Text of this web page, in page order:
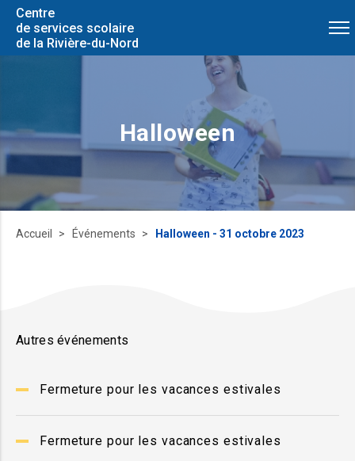
Centre
de services scolaire
de la Rivière-du-Nord
Halloween
Autres événements
Fermeture pour les vacances estivales
Fermeture pour les vacances estivales
Accueil Événements Halloween - 31 octobre 2023